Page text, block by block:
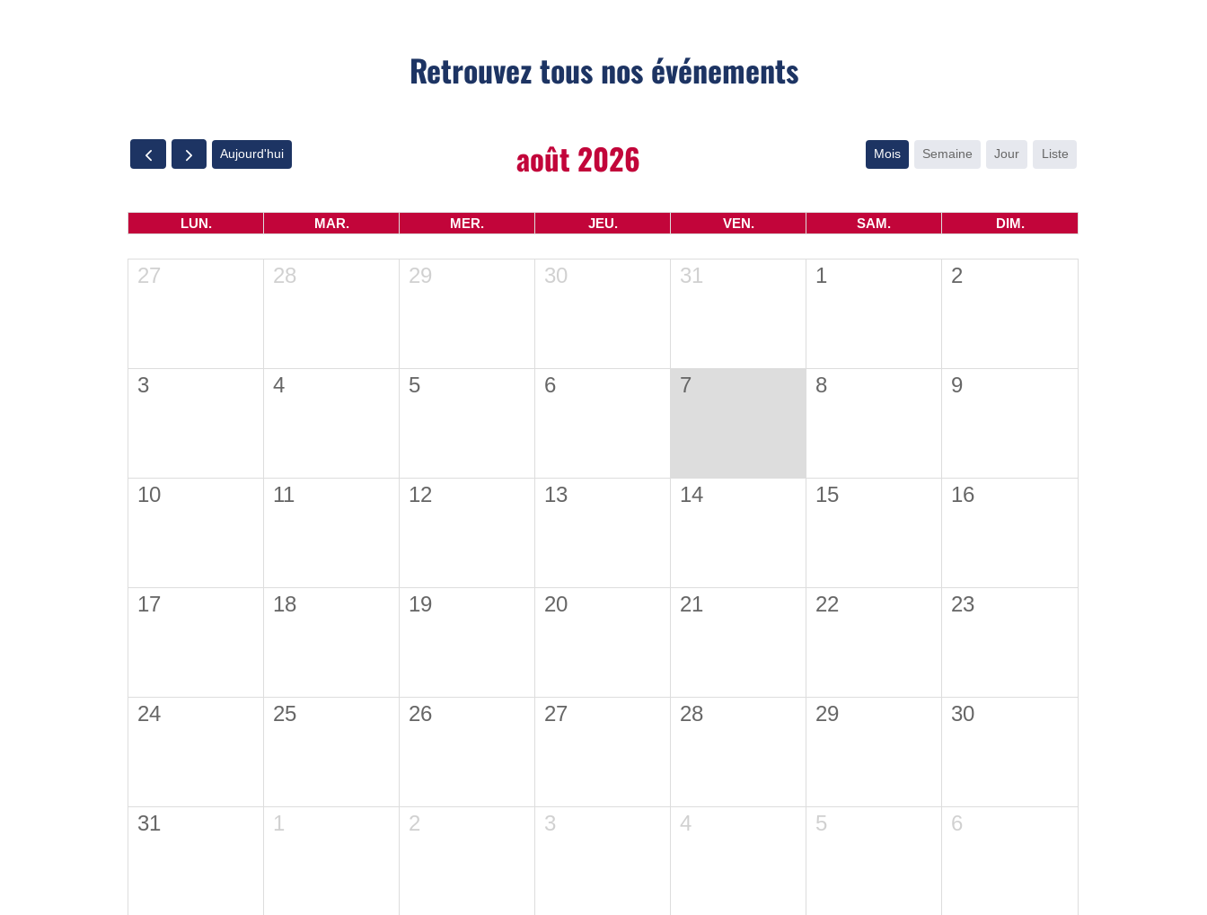
Retrouvez tous nos événements
Aujourd'hui août 2026 Mois Semaine Jour Liste
LUN. MAR. MER. JEU. VEN. SAM. DIM.
27 28 29 30 31 1 2
3 4 5 6 7 8 9
10 11 12 13 14 15 16
17 18 19 20 21 22 23
24 25 26 27 28 29 30
31 1 2 3 4 5 6